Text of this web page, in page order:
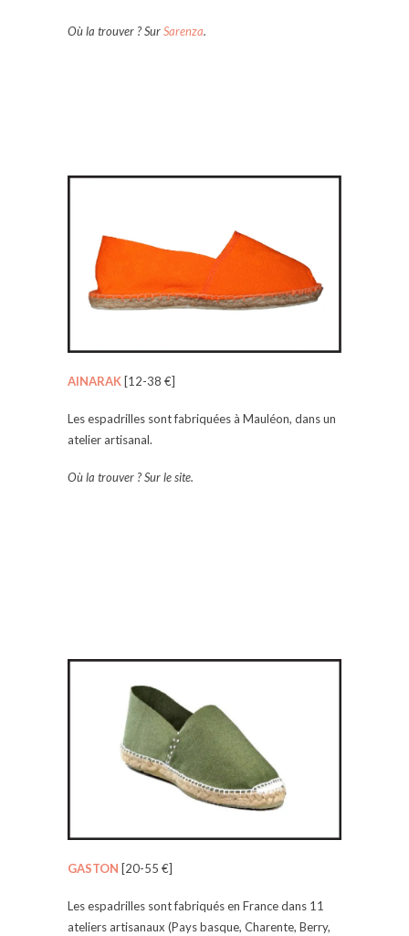
Où la trouver ? SurSarenza.
AINARAK [12-38 €]
Les espadrilles sont fabriquées à Mauléon, dans un
atelier artisanal.
Où la trouver ? Sur le site.
GASTON [20-55 €]
Les espadrilles sont fabriqués en France dans 11
ateliers artisanaux (Pays basque, Charente, Berry,